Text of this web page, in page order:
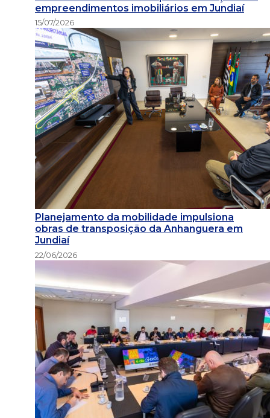
empreendimentos imobiliários em Jundiaí
15/07/2026
Planejamento da mobilidade impulsiona
obras de transposição da Anhanguera em
Jundiaí
22/06/2026